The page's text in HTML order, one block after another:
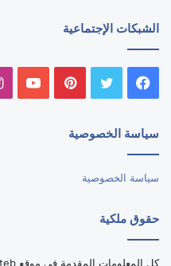
الشبكات الإجتماعية
فيسبوك تويتر بينتيريست
سياسة الخصوصية
سياسة الخصوصية
حقوق ملكية